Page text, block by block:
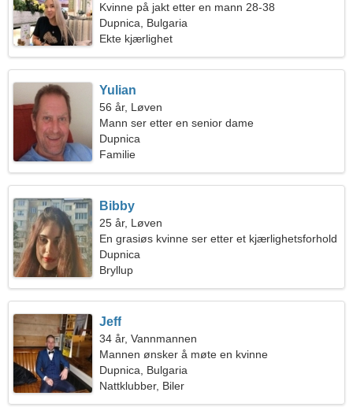
Kvinne på jakt etter en mann 28-38
Dupnica, Bulgaria
Ekte kjærlighet
Yulian
56 år, Løven
Mann ser etter en senior dame
Dupnica
Familie
Bibby
25 år, Løven
En grasiøs kvinne ser etter et kjærlighetsforhold
Dupnica
Bryllup
Jeff
34 år, Vannmannen
Mannen ønsker å møte en kvinne
Dupnica, Bulgaria
Nattklubber, Biler